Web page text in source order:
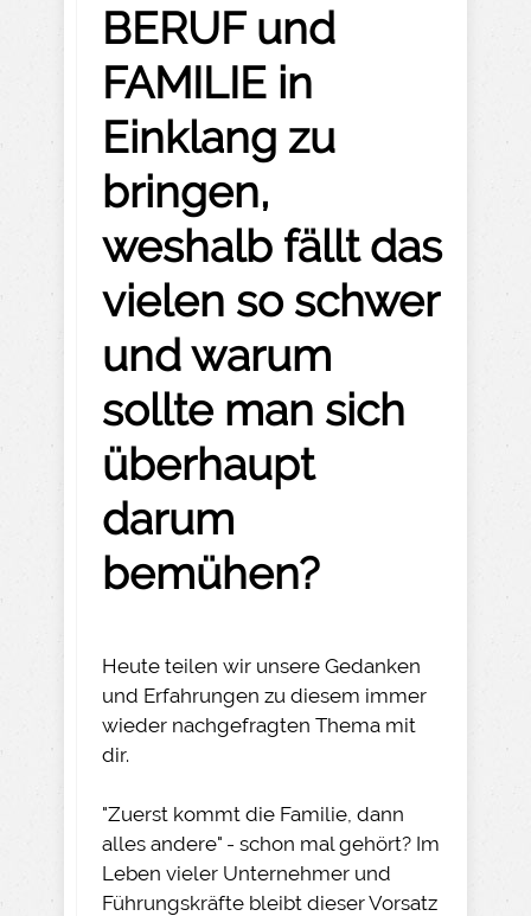
BERUF und
FAMILIE in
Einklang zu
bringen,
weshalb fällt das
vielen so schwer
und warum
sollte man sich
überhaupt
darum
bemühen?
Heute teilen wir unsere Gedanken
und Erfahrungen zu diesem immer
wieder nachgefragten Thema mit
dir.
"Zuerst kommt die Familie, dann
alles andere" - schon mal gehört? Im
Leben vieler Unternehmer und
Führungskräfte bleibt dieser Vorsatz